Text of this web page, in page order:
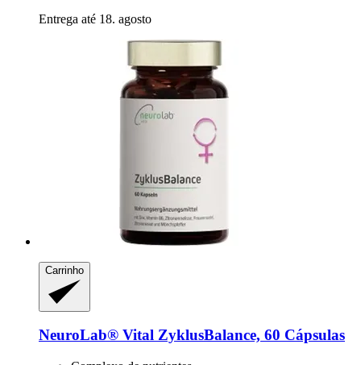
Entrega até 18. agosto
Carrinho
NeuroLab® Vital ZyklusBalance, 60 Cápsulas